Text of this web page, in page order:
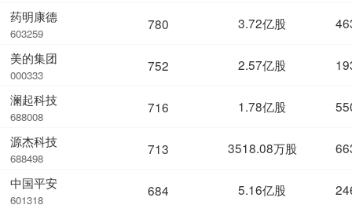
药明康德
603259
美的集团
000333
澜起科技
688008
源杰科技
688498
中国平安
601318
780 3.72亿股
752 2.57亿股
716 1.78亿股
713 3518.08万股
684 5.16亿股